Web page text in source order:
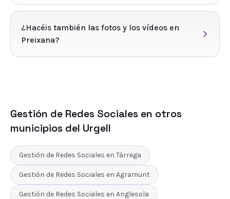
¿Hacéis también las fotos y los vídeos en
Preixana?
Gestión de Redes Sociales en otros
municipios del Urgell
Gestión de Redes Sociales en Tàrrega
Gestión de Redes Sociales en Agramunt
Gestión de Redes Sociales en Anglesola